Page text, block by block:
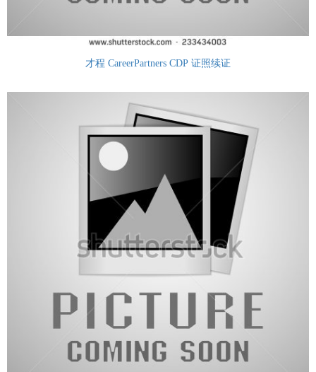
才程 CareerPartners CDP 证照续证